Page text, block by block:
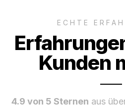
ECHTE
Kunden
4.9 von 5 Sternen aus